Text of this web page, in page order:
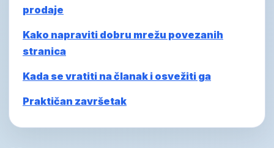
prodaje
Kako napraviti dobru mrežu povezanih
stranica
Kada se vratiti na članak i osvežiti ga
Praktičan završetak